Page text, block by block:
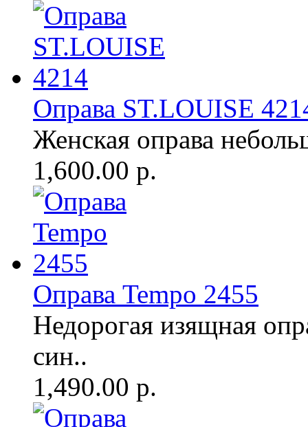
Оправа ST.LOUISE
Женская оправа
1,600.00 р.
Оправа Tempo 2455
Недорогая изящная
син..
1,490.00 р.